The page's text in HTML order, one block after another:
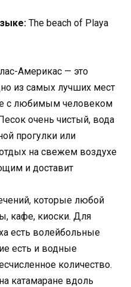
The beach of Playa
Америкас — это
из самых лучших мест
с любимым человеком
очень чистый, вода
прогулки или
на свежем воздухе
и доставит
которые любой
кафе, киоски. Для
есть волейбольные
есть и водные
количество.
катамаране вдоль